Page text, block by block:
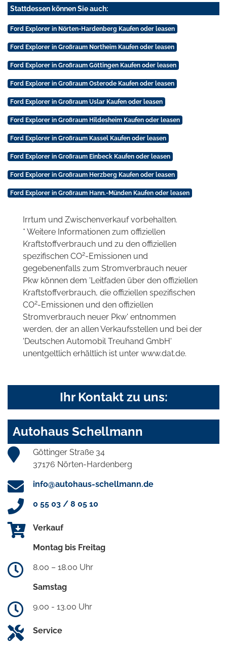
Stattdessen können Sie auch:
Ford Explorer in Nörten-Hardenberg Kaufen oder leasen
Ford Explorer in Großraum Northeim Kaufen oder leasen
Ford Explorer in Großraum Göttingen Kaufen oder leasen
Ford Explorer in Großraum Osterode Kaufen oder leasen
Ford Explorer in Großraum Uslar Kaufen oder leasen
Ford Explorer in Großraum Hildesheim Kaufen oder leasen
Ford Explorer in Großraum Kassel Kaufen oder leasen
Ford Explorer in Großraum Einbeck Kaufen oder leasen
Ford Explorer in Großraum Herzberg Kaufen oder leasen
Ford Explorer in Großraum Hann.-Münden Kaufen oder leasen
Irrtum und Zwischenverkauf vorbehalten.
* Weitere Informationen zum offiziellen
Kraftstoffverbrauch und zu den offiziellen
spezifischen CO2-Emissionen und
gegebenenfalls zum Stromverbrauch neuer
Pkw können dem 'Leitfaden über den offiziellen
Kraftstoffverbrauch, die offiziellen spezifischen
CO2-Emissionen und den offiziellen
Stromverbrauch neuer Pkw' entnommen
werden, der an allen Verkaufsstellen und bei der
'Deutschen Automobil Treuhand GmbH'
unentgeltlich erhältlich ist unter www.dat.de.
Ihr Kontakt zu uns:
Autohaus Schellmann
Göttinger Straße 34
37176 Nörten-Hardenberg
info@autohaus-schellmann.de
0 55 03 / 8 05 10
Verkauf
Montag bis Freitag
8.00 – 18.00 Uhr
Samstag
9.00 - 13.00 Uhr
Service